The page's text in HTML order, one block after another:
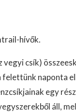
hívők.
vegyi csík)
felettünk naponta
egy
áll,